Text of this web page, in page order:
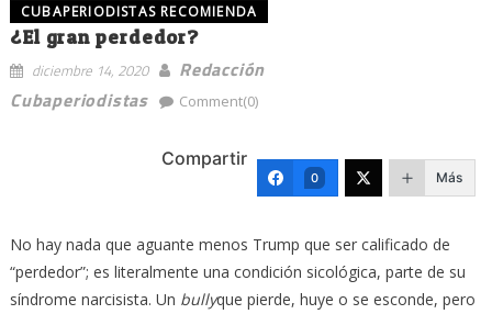
CUBAPERIODISTAS RECOMIENDA
¿El gran perdedor?
diciembre 14, 2020
Redacción
Cubaperiodistas
Comment(0)
Compartir
0 Más
No hay nada que aguante menos Trump que ser calificado de
“perdedor”; es literalmente una condición sicológica, parte de su
síndrome narcisista. Un bullyque pierde, huye o se esconde, pero